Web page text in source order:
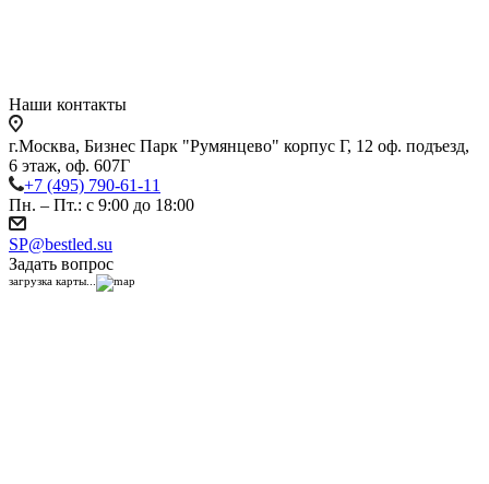
Наши контакты
г.Москва, Бизнес Парк "Румянцево" корпус Г, 12 оф. подъезд,
6 этаж, оф. 607Г
+7 (495) 790-61-11
Пн. – Пт.: с 9:00 до 18:00
SP@bestled.su
Задать вопрос
загрузка карты...